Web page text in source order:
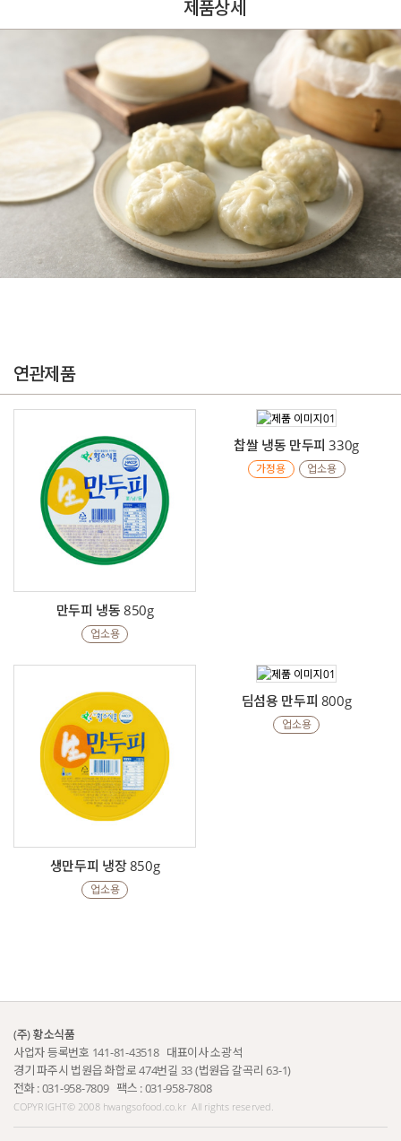
제품상세
연관제품
만두피 냉동 850g
업소용
찹쌀 냉동 만두피 330g
가정용 업소용
생만두피 냉장 850g
업소용
딤섬용 만두피 800g
업소용
(주) 황소식품
사업자 등록번호 141-81-43518 대표이사 소광석
경기 파주시 법원읍 화합로 474번길 33 (법원읍 갈곡리 63-1)
전화 : 031-958-7809 팩스 : 031-958-7808
COPYRIGHT© 2008 hwangsofood.co.kr All rights reserved.